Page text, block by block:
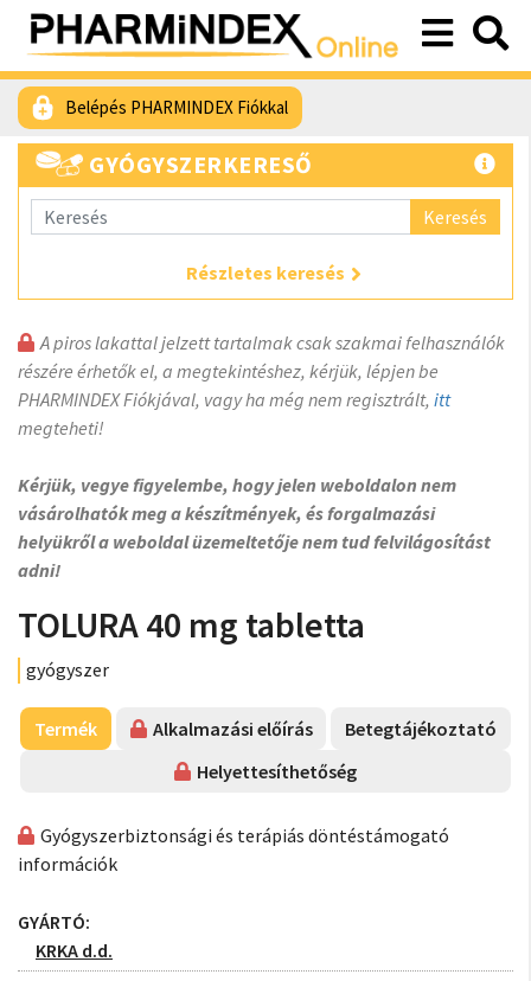
Belépés PHARMINDEX Fiókkal
GYÓGYSZERKERESŐ
Keresés
Részletes keresés
A piros lakattal jelzett tartalmak csak szakmai felhasználók
részére érhetők el, a megtekintéshez, kérjük, lépjen be
PHARMINDEX Fiókjával, vagy ha még nem regisztrált, itt
megteheti!
Kérjük, vegye figyelembe, hogy jelen weboldalon nem
vásárolhatók meg a készítmények, és forgalmazási
helyükről a weboldal üzemeltetője nem tud felvilágosítást
adni!
TOLURA 40 mg tabletta
gyógyszer
Termék Alkalmazási előírás
Betegtájékoztató
Helyettesíthetőség
Gyógyszerbiztonsági és terápiás döntéstámogató
információk
GYÁRTÓ:
KRKA d.d.